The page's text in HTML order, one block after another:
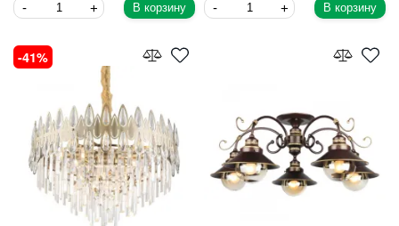
В корзину В корзину
41